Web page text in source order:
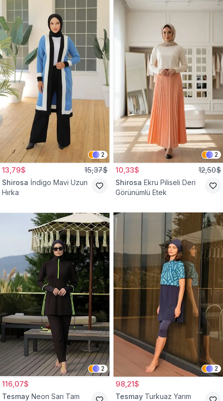
2
13,79$ 15,37$
Shirosa İndigo Mavi Uzun
Hırka
2
10,33$ 12,50$
Shirosa Ekru Piliseli Deri
Görünümlü Etek
2
116,07$
Tesmay Neon Sarı Tam
2
98,21$
Tesmay Turkuaz Yarım